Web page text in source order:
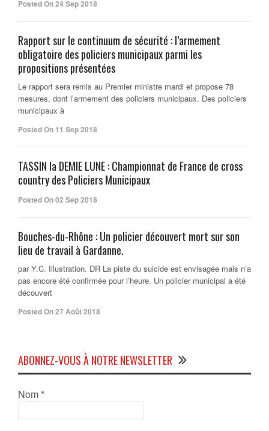
Posted On 24 Sep 2018
Rapport sur le continuum de sécurité : l’armement
obligatoire des policiers municipaux parmi les
propositions présentées
Le rapport sera remis au Premier ministre mardi et propose 78
mesures, dont l’armement des policiers municipaux. Des policiers
municipaux à
Posted On 11 Sep 2018
TASSIN la DEMIE LUNE : Championnat de France de cross
country des Policiers Municipaux
Posted On 02 Sep 2018
Bouches-du-Rhône : Un policier découvert mort sur son
lieu de travail à Gardanne.
par Y.C. Illustration. DR La piste du suicide est envisagée mais n’a
pas encore été confirmée pour l’heure. Un policier municipal a été
découvert
Posted On 27 Août 2018
ABONNEZ-VOUS À NOTRE NEWSLETTER
Nom *